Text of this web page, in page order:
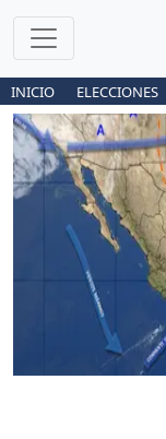
INICIO ELECCIONES